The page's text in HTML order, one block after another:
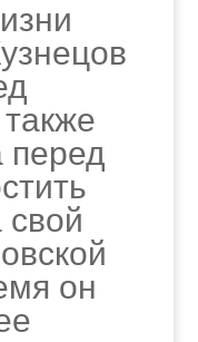
перед
свой
он